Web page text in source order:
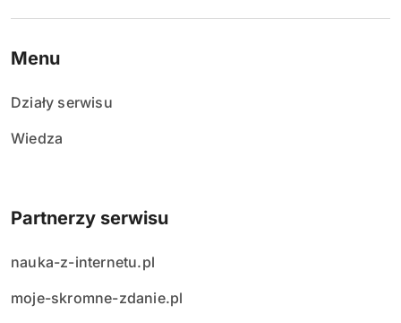
Menu
Działy serwisu
Wiedza
Partnerzy serwisu
nauka-z-internetu.pl
moje-skromne-zdanie.pl